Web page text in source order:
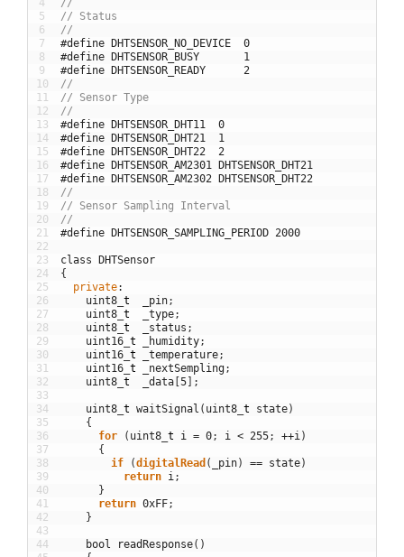
5
6
7
8
9
10
11
12
13
14
15
16
17
18
19
20
21
22
23
24
25
26
27
28
29
30
31
32
33
34
35
36
37
38
39
40
41
42
43
44
// Status
//
#define DHTSENSOR_NO_DEVICE  0
#define DHTSENSOR_BUSY       1
#define DHTSENSOR_READY      2
//
// Sensor Type
//
#define DHTSENSOR_DHT11  0
#define DHTSENSOR_DHT21  1
#define DHTSENSOR_DHT22  2
#define DHTSENSOR_AM2301 DHTSENSOR_DHT21
#define DHTSENSOR_AM2302 DHTSENSOR_DHT22
//
// Sensor Sampling Interval
//
#define DHTSENSOR_SAMPLING_PERIOD 2000
class DHTSensor
{
private:
uint8 t _pin;
uint8 t _type;
uint8 t _status ;
uint16 t _humidity;
uint16 t _temperature;
uint16 t _nextSempling;
uint8 t _data [5] ;
uint8 t waitSignal ( uint8 t state)
{
for
( uint8 t i = 0; i < 255; ++i )
{
if
(digitalRead ( _pin) == state)
return i ;
}
return 0xFF;
}
bool readResponse( )